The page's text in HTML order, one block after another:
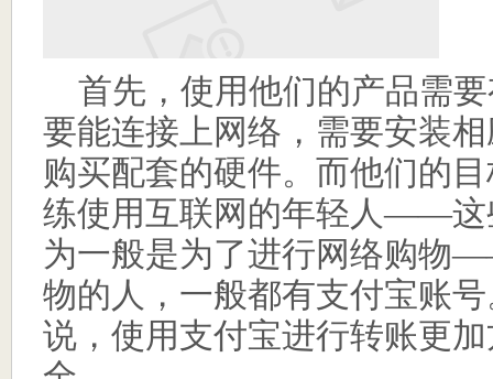
首先，使用他们的产品需
要能连接上网络，需要安装
购买配套的硬件。而他们的
练使用互联网的年轻人——这
为一般是为了进行网络购物
物的人，一般都有支付宝账
说，使用支付宝进行转账更